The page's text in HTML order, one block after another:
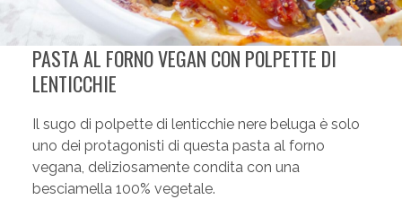
PASTA AL FORNO VEGAN CON POLPETTE DI
LENTICCHIE
Il sugo di polpette di lenticchie nere beluga è solo
uno dei protagonisti di questa pasta al forno
vegana, deliziosamente condita con una
besciamella 100% vegetale.